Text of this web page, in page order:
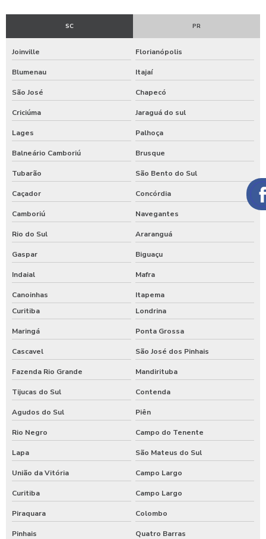
SC PR
Joinville Florianópolis
Blumenau Itajaí
São José Chapecó
Criciúma Jaraguá do sul
Lages Palhoça
Balneário Camboriú Brusque
Tubarão São Bento do Sul
Caçador Concórdia
Camboriú Navegantes
Rio do Sul Araranguá
Gaspar Biguaçu
Indaial Mafra
Canoinhas
Itapema
Curitiba
Londrina
Maringá Ponta Grossa
Cascavel São José dos Pinhais
Fazenda Rio Grande Mandirituba
Tijucas do Sul Contenda
Agudos do Sul Piên
Rio Negro Campo do Tenente
Lapa São Mateus do Sul
União da Vitória Campo Largo
Curitiba Campo Largo
Piraquara Colombo
Pinhais Quatro Barras